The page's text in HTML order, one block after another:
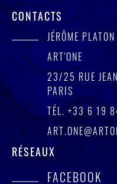
CONTACTS
JÉRÔME PLATON
ART'ONE
23/25 RUE
PARIS
TÉL. +33 6 19
RÉSEAUX
FACEBOOK